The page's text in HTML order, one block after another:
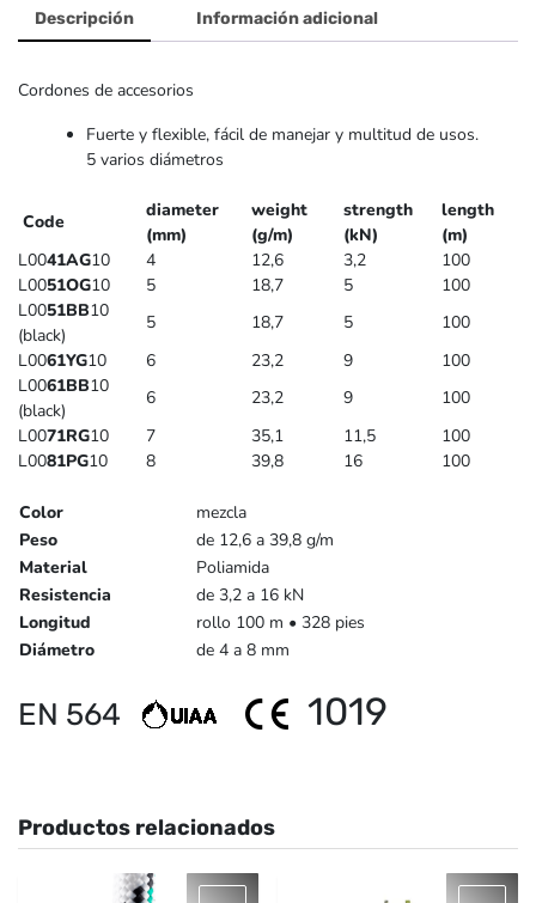
Descripción Información adicional
Cordones de accesorios
Fuerte y flexible, fácil de manejar y multitud de usos.
5 varios diámetros
Code
diameter
(mm)
weight
(g/m)
strength
(kN)
length
(m)
L0041AG10 4 12,6 3,2
100
L0051OG10 5 18,7 5
100
L0051BB10
(black)
5 18,7 5
100
L0061YG10 6 23,2 9
100
L0061BB10
(black)
6 23,2 9
100
L0071RG10 7 35,1 11,5
100
L0081PG10 8 39,8 16 100
Color
mezcla
Peso
de 12,6 a 39,8 g/m
Material
Poliamida
Resistencia
de 3,2 a 16 kN
Longitud
rollo 100 m • 328 pies
Diámetro
de 4 a 8 mm
EN 564 1019
Productos relacionados